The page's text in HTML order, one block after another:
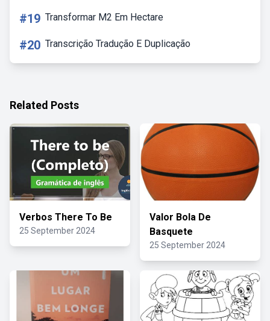
#19 Transformar M2 Em Hectare
#20 Transcrição Tradução E Duplicação
Related Posts
Verbos There To Be
25 September 2024
Valor Bola De
Basquete
25 September 2024